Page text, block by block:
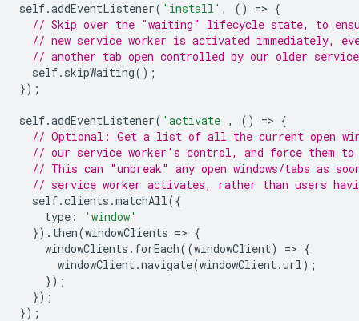
self.addEventListener( 'install' , () => {
// Skip over the "waiting" lifecycle state, to
// new service worker is activated immediately,
// another tab open controlled by our older
self. skipWaiting();
});
self.addEventListener( 'activate' , () => {
// Optional: Get a list of all the current open
// our service worker's control, and force them to
// This can "unbreak" any open windows/tabs as
// service worker activates, rather than users
self.clients .matchAll({
type :
'window'
}). then(windowClients => {
windowClients . forEach((windowClient) => {
windowClient.navigate(windowClient.url);
});
});
});